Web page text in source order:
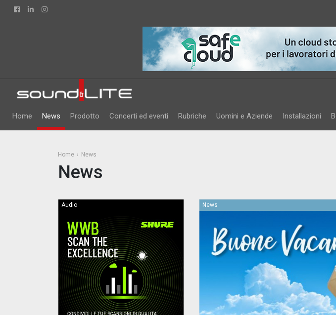
FacebookLinkedin
Home News Prodotto Concerti ed eventi Rubriche Uomini e Aziende Installazioni
Home News
News
Audio News